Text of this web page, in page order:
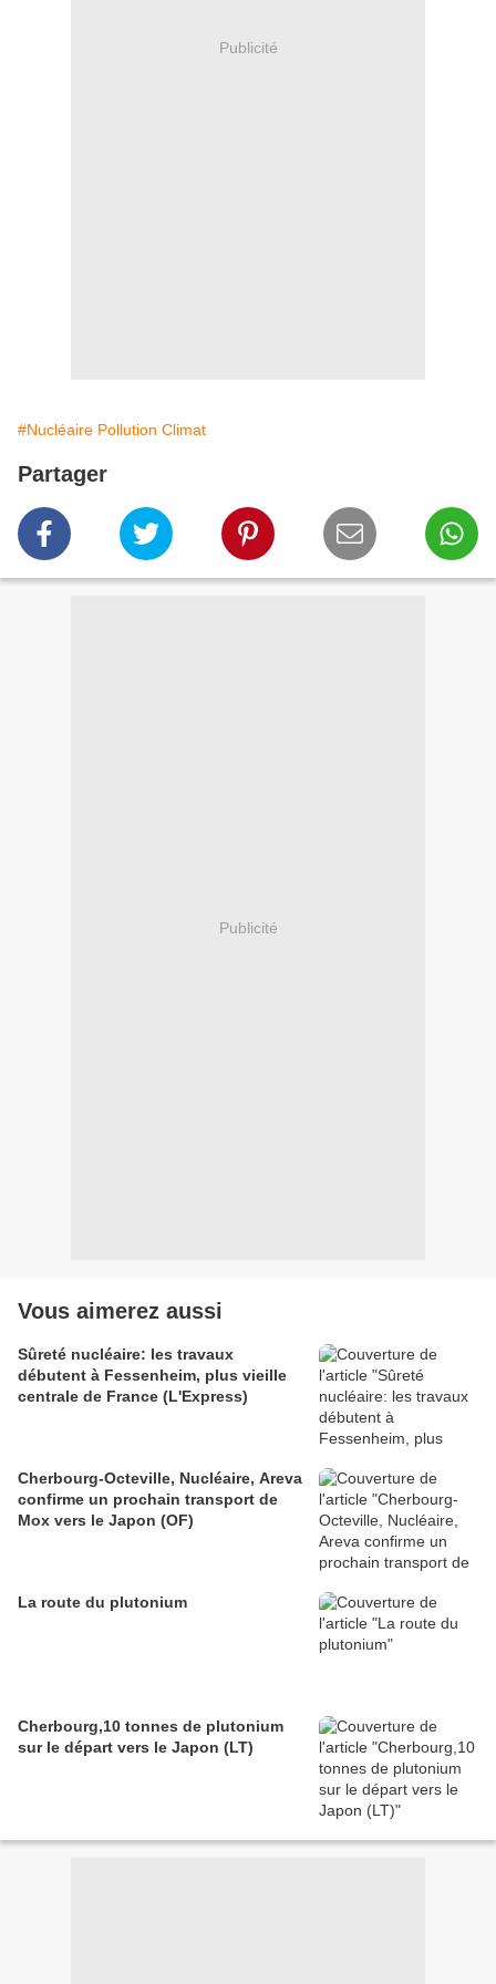
Publicité
#Nucléaire Pollution Climat
Partager
Publicité
Vous aimerez aussi
Sûreté nucléaire: les travaux
débutent à Fessenheim, plus vieille
centrale de France (L'Express)
Cherbourg-Octeville, Nucléaire, Areva
confirme un prochain transport de
Mox vers le Japon (OF)
La route du plutonium
Cherbourg,10 tonnes de plutonium
sur le départ vers le Japon (LT)